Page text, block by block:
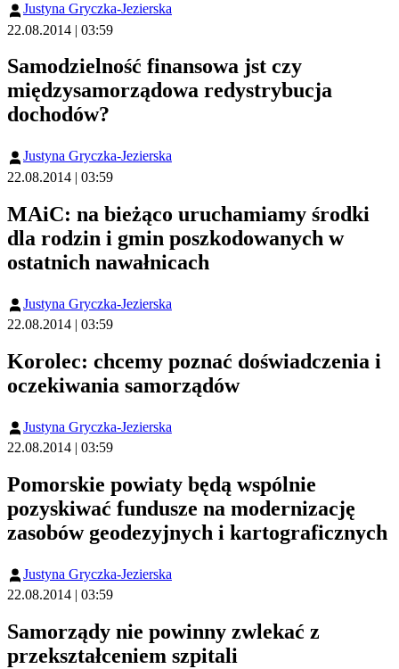
Justyna Gryczka-Jezierska
22.08.2014 | 03:59
Samodzielność finansowa jst czy
międzysamorządowa redystrybucja
dochodów?
Justyna Gryczka-Jezierska
22.08.2014 | 03:59
MAiC: na bieżąco uruchamiamy środki
dla rodzin i gmin poszkodowanych w
ostatnich nawałnicach
Justyna Gryczka-Jezierska
22.08.2014 | 03:59
Korolec: chcemy poznać doświadczenia i
oczekiwania samorządów
Justyna Gryczka-Jezierska
22.08.2014 | 03:59
Pomorskie powiaty będą wspólnie
pozyskiwać fundusze na modernizację
zasobów geodezyjnych i kartograficznych
Justyna Gryczka-Jezierska
22.08.2014 | 03:59
Samorządy nie powinny zwlekać z
przekształceniem szpitali